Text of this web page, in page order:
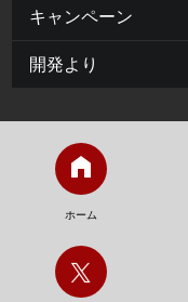
キャンペーン
開発より
ホーム